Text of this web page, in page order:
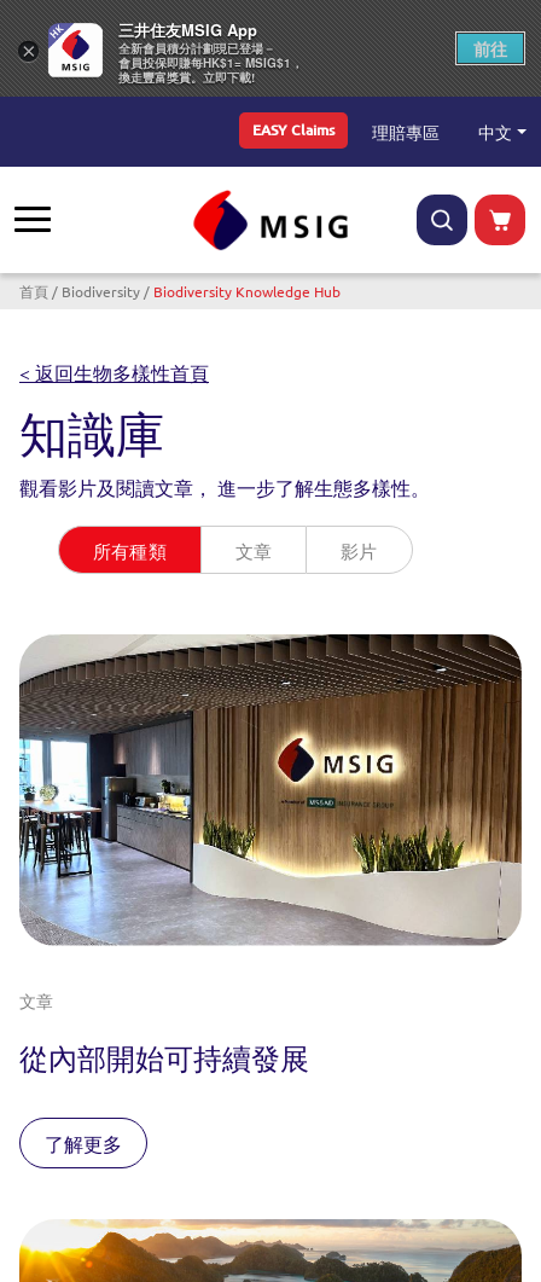
Top Menu
EASY Claims 理賠專區 中文
導航連結
首頁 Biodiversity Biodiversity Knowledge Hub
< 返回生物多樣性首頁
知識庫
觀看影片及閱讀文章， 進一步了解生態多樣性。
所有種類 文章 影片
文章
從內部開始可持續發展
了解更多
×
三井住友MSIG App
全新會員積分計劃現已登場－
會員投保即賺每HK$1= MSIG$1，
換走豐富獎賞。立即下載!
前往